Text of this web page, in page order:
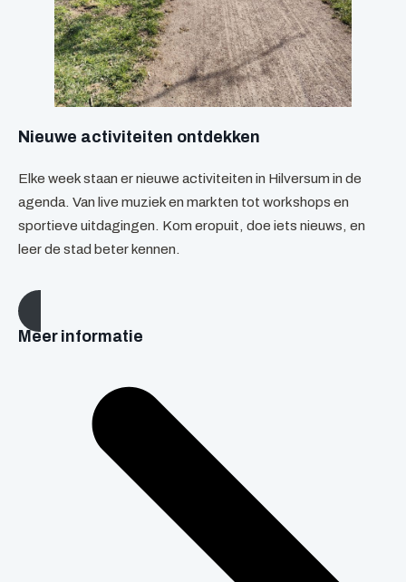
Nieuwe activiteiten ontdekken
Elke week staan er nieuwe activiteiten in Hilversum in de
agenda. Van live muziek en markten tot workshops en
sportieve uitdagingen. Kom eropuit, doe iets nieuws, en
leer de stad beter kennen.
Meer informatie